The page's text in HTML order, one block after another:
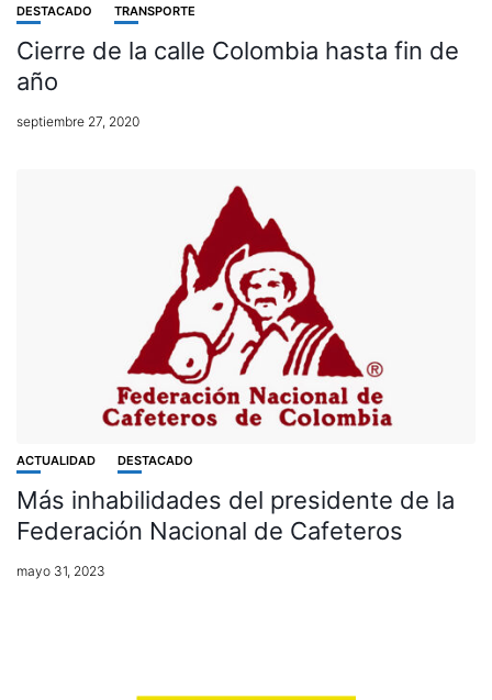
DESTACADO TRANSPORTE
Cierre de la calle Colombia hasta fin de
año
septiembre 27, 2020
ACTUALIDAD DESTACADO
Más inhabilidades del presidente de la
Federación Nacional de Cafeteros
mayo 31, 2023